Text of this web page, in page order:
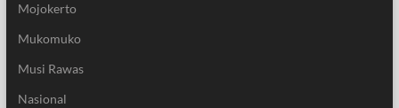
Mojokerto
Mukomuko
Musi Rawas
Nasional